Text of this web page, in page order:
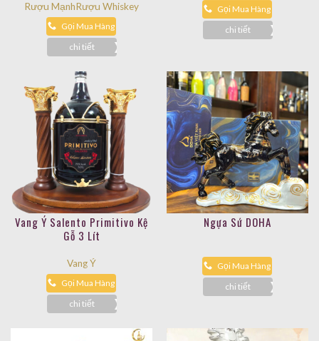
Rượu MạnhRượu Whiskey
Gọi Mua Hàng
chi tiết
Gọi Mua Hàng
chi tiết
Vang Ý Salento Primitivo Kệ
Gỗ 3 Lít
Vang Ý
Gọi Mua Hàng
chi tiết
Ngựa Sứ DOHA
Gọi Mua Hàng
chi tiết